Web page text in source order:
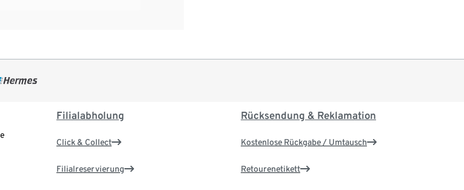
Filialabholung
Click & Collect
Filialreservierung
Rücksendung & Reklamation
Kostenlose Rückgabe / Umtausch
Retourenetikett